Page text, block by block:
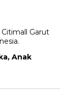
Anak